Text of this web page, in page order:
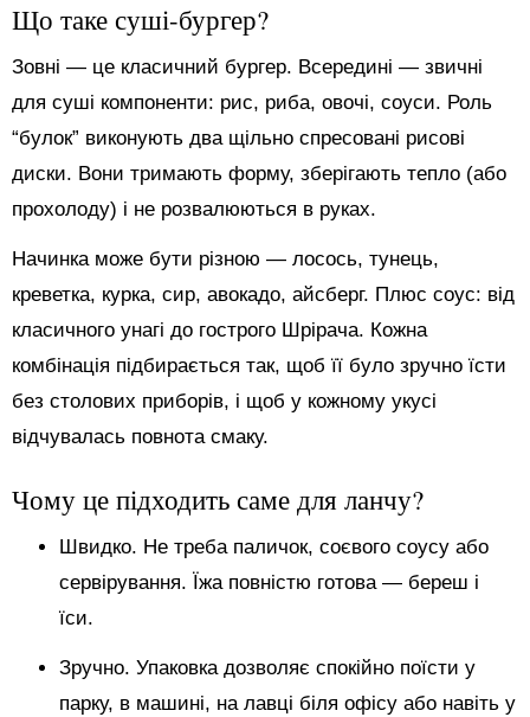
Що таке суші-бургер?
Зовні — це класичний бургер. Всередині — звичні
для суші компоненти: рис, риба, овочі, соуси. Роль
“булок” виконують два щільно спресовані рисові
диски. Вони тримають форму, зберігають тепло (або
прохолоду) і не розвалюються в руках.
Начинка може бути різною — лосось, тунець,
креветка, курка, сир, авокадо, айсберг. Плюс соус: від
класичного унагі до гострого Шрірача. Кожна
комбінація підбирається так, щоб її було зручно їсти
без столових приборів, і щоб у кожному укусі
відчувалась повнота смаку.
Чому це підходить саме для ланчу?
Швидко. Не треба паличок, соєвого соусу або
сервірування. Їжа повністю готова — береш і
їси.
Зручно. Упаковка дозволяє спокійно поїсти у
парку, в машині, на лавці біля офісу або навіть у